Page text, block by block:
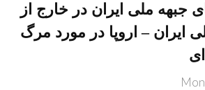
جبهه ملی ایران در خارج از
ایران – اروپا در مورد مرگ